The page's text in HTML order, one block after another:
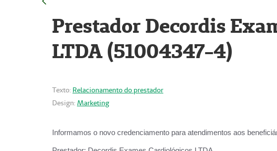
Prestador Decordis
LTDA (51004347-4)
Texto: Relacionamento do prestador
Design: Marketing
Informamos o novo credenciamento para atendimentos aos